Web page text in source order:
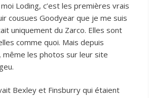
Loding, c’est les premières vrais
cousues Goodyear que je me suis
uniquement du Zarco. Elles sont
comme quoi. Mais depuis
même les photos sur leur site
Bexley et Finsburry qui étaient